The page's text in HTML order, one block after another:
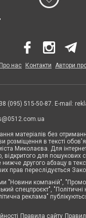
Про нас Контакти Автори
(095) 515-50-87. E-mail:
матеріалів без
розміщення в тексті
Миколаєва. Для
відкритого для пошукових
нижче другого абзацу в
прав переслідується
"Новини компаній",
спецпроєкт",
реклама"
Правила сайту